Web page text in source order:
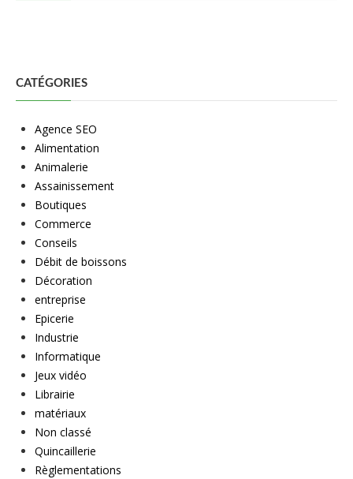
CATÉGORIES
Agence SEO
Alimentation
Animalerie
Assainissement
Boutiques
Commerce
Conseils
Débit de boissons
Décoration
entreprise
Epicerie
Industrie
Informatique
Jeux vidéo
Librairie
matériaux
Non classé
Quincaillerie
Règlementations